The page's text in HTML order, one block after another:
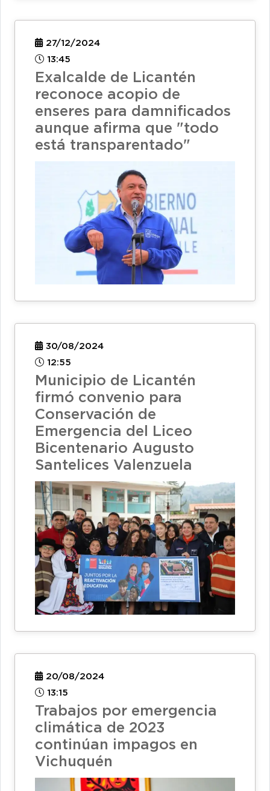
27/12/2024
13:45
Exalcalde de Licantén
reconoce acopio de
enseres para damnificados
aunque afirma que "todo
está transparentado"
30/08/2024
12:55
Municipio de Licantén
firmó convenio para
Conservación de
Emergencia del Liceo
Bicentenario Augusto
Santelices Valenzuela
20/08/2024
13:15
Trabajos por emergencia
climática de 2023
continúan impagos en
Vichuquén